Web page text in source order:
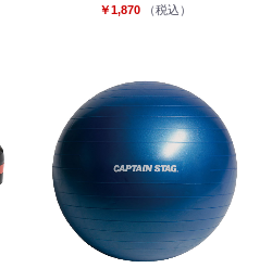
￥1,870 （税込）
カートへ進む